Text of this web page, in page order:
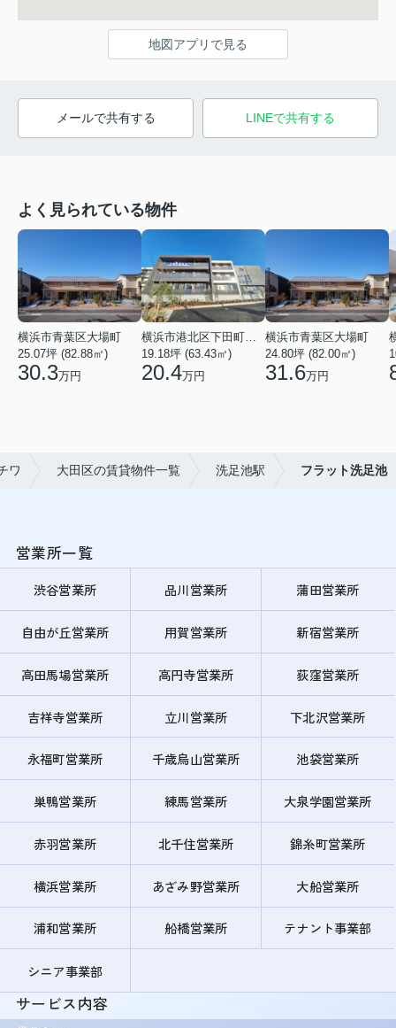
地図アプリで見る
メールで共有する LINEで共有する
よく見られている物件
横浜市青葉区大場町
25.07坪 (82.88㎡)
30.3万円
19.18坪 (63.43㎡)
20.4万円
横浜市青葉区大場町
24.80坪 (82.00㎡)
31.6万円
ワ 大田区の賃貸物件一覧 洗足池駅 フラット洗足池
営業所一覧
渋谷営業所 品川営業所 蒲田営業所
自由が丘営業所 用賀営業所 新宿営業所
高田馬場営業所 高円寺営業所 荻窪営業所
吉祥寺営業所 立川営業所 下北沢営業所
永福町営業所 千歳烏山営業所 池袋営業所
巣鴨営業所 練馬営業所 大泉学園営業所
赤羽営業所 北千住営業所 錦糸町営業所
横浜営業所 あざみ野営業所 大船営業所
浦和営業所 船橋営業所 テナント事業部
シニア事業部
サービス内容